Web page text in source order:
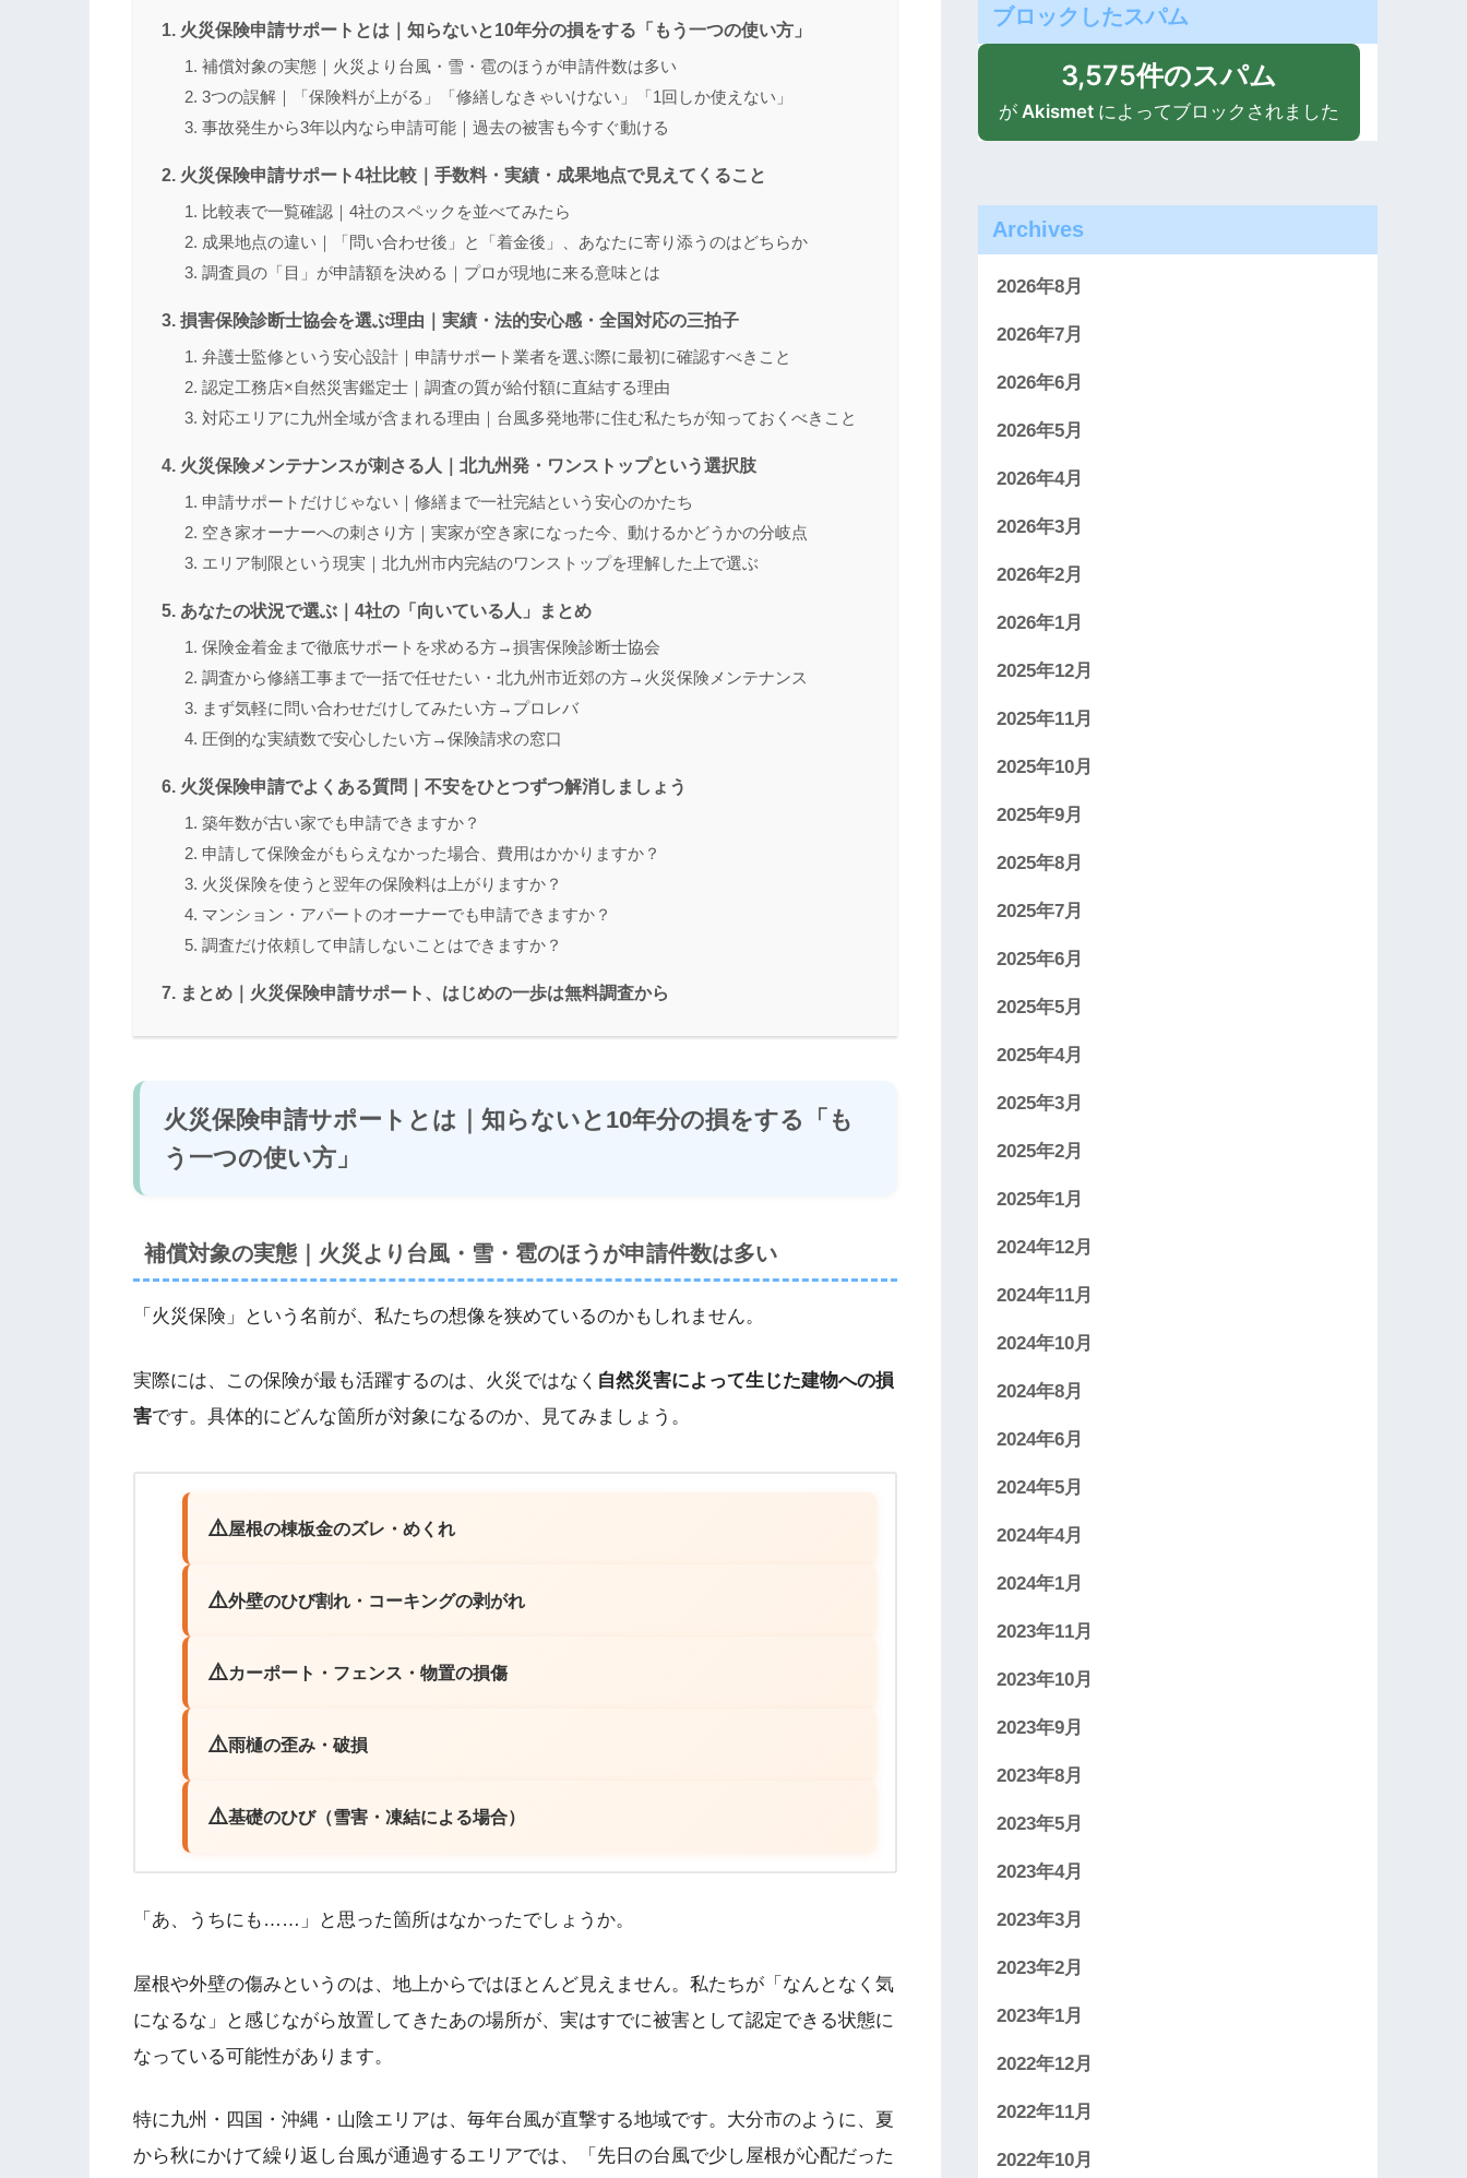
火災保険申請サポートとは｜知らないと10年分の損をする「もう一つの使い方」
補償対象の実態｜火災より台風・雪・雹のほうが申請件数は多い
3つの誤解｜「保険料が上がる」「修繕しなきゃいけない」「1回しか使えない」
事故発生から3年以内なら申請可能｜過去の被害も今すぐ動ける
火災保険申請サポート4社比較｜手数料・実績・成果地点で見えてくること
比較表で一覧確認｜4社のスペックを並べてみたら
成果地点の違い｜「問い合わせ後」と「着金後」、あなたに寄り添うのはどちらか
調査員の「目」が申請額を決める｜プロが現地に来る意味とは
損害保険診断士協会を選ぶ理由｜実績・法的安心感・全国対応の三拍子
弁護士監修という安心設計｜申請サポート業者を選ぶ際に最初に確認すべきこと
認定工務店×自然災害鑑定士｜調査の質が給付額に直結する理由
対応エリアに九州全域が含まれる理由｜台風多発地帯に住む私たちが知っておくべきこと
火災保険メンテナンスが刺さる人｜北九州発・ワンストップという選択肢
申請サポートだけじゃない｜修繕まで一社完結という安心のかたち
空き家オーナーへの刺さり方｜実家が空き家になった今、動けるかどうかの分岐点
エリア制限という現実｜北九州市内完結のワンストップを理解した上で選ぶ
あなたの状況で選ぶ｜4社の「向いている人」まとめ
保険金着金まで徹底サポートを求める方→損害保険診断士協会
調査から修繕工事まで一括で任せたい・北九州市近郊の方→火災保険メンテナンス
まず気軽に問い合わせだけしてみたい方→プロレバ
圧倒的な実績数で安心したい方→保険請求の窓口
火災保険申請でよくある質問｜不安をひとつずつ解消しましょう
築年数が古い家でも申請できますか？
申請して保険金がもらえなかった場合、費用はかかりますか？
火災保険を使うと翌年の保険料は上がりますか？
マンション・アパートのオーナーでも申請できますか？
調査だけ依頼して申請しないことはできますか？
まとめ｜火災保険申請サポート、はじめの一歩は無料調査から
火災保険申請サポートとは｜知らないと10年分の損をする「も
う一つの使い方」
補償対象の実態｜火災より台風・雪・雹のほうが申請件数は多い
「火災保険」という名前が、私たちの想像を狭めているのかもしれません。
実際には、この保険が最も活躍するのは、火災ではなく 自然災害によって生じた建物への損
害です。具体的にどんな箇所が対象になるのか、見てみましょう。
屋根の棟板金のズレ・めくれ
外壁のひび割れ・コーキングの剥がれ
カーポート・フェンス・物置の損傷
雨樋の歪み・破損
基礎のひび（雪害・凍結による場合）
「あ、うちにも……」と思った箇所はなかったでしょうか。
屋根や外壁の傷みというのは、地上からではほとんど見えません。私たちが「なんとなく気
になるな」と感じながら放置してきたあの場所が、実はすでに被害として認定できる状態に
なっている可能性があります。
特に九州・四国・沖縄・山陰エリアは、毎年台風が直撃する地域です。大分市のように、夏
から秋にかけて繰り返し台風が通過するエリアでは、「先日の台風で少し屋根が心配だった
ブロックしたスパム
3,575件のスパム
が Akismet によってブロックされました
Archives
2026年8月
2026年7月
2026年6月
2026年5月
2026年4月
2026年3月
2026年2月
2026年1月
2025年12月
2025年11月
2025年10月
2025年9月
2025年8月
2025年7月
2025年6月
2025年5月
2025年4月
2025年3月
2025年2月
2025年1月
2024年12月
2024年11月
2024年10月
2024年8月
2024年6月
2024年5月
2024年4月
2024年1月
2023年11月
2023年10月
2023年9月
2023年8月
2023年5月
2023年4月
2023年3月
2023年2月
2023年1月
2022年12月
2022年11月
2022年10月